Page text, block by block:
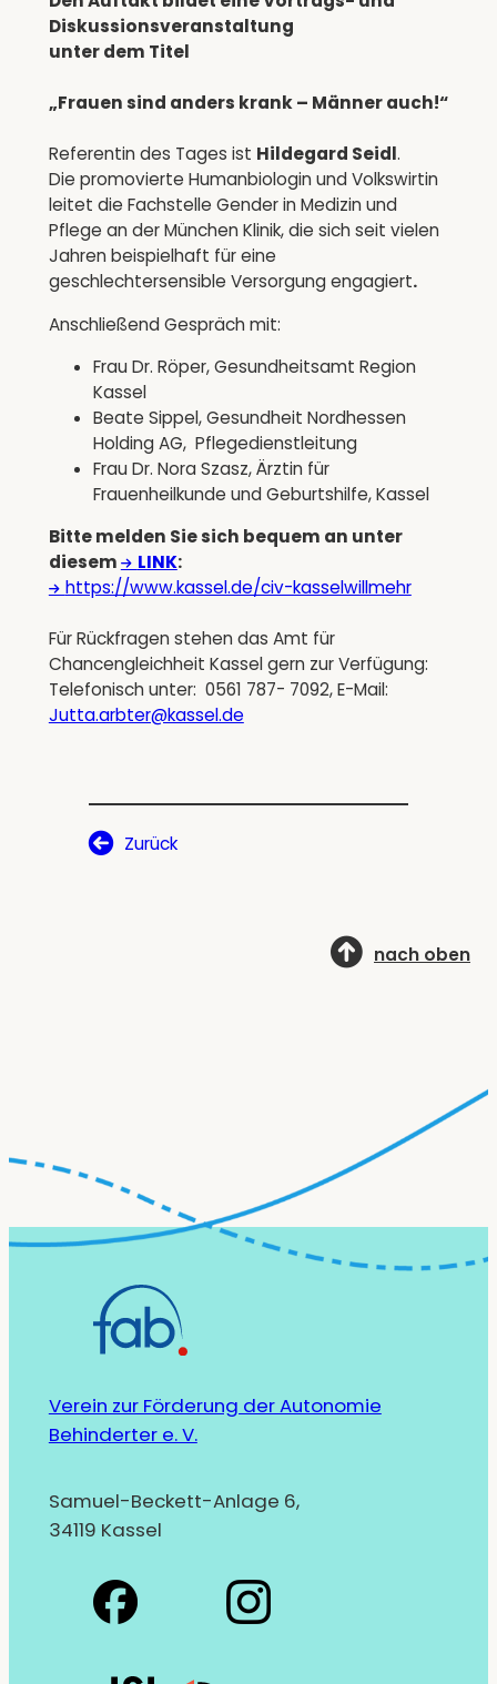
Diskussionsveranstaltung
unter dem Titel
„Frauen sind anders krank – Männer auch!“
Referentin des Tages ist Hildegard Seidl.
Die promovierte Humanbiologin und Volkswirtin
leitet die Fachstelle Gender in Medizin und
Pflege an der München Klinik, die sich seit vielen
Jahren beispielhaft für eine
geschlechtersensible Versorgung engagiert.
Anschließend Gespräch mit:
Frau Dr. Röper, Gesundheitsamt Region
Kassel
Beate Sippel, Gesundheit Nordhessen
Holding AG, Pflegedienstleitung
Frau Dr. Nora Szasz, Ärztin für
Frauenheilkunde und Geburtshilfe, Kassel
Bitte melden Sie sich bequem an unter
diesem
LINK:
https://www.kassel.de/civ-kasselwillmehr
Für Rückfragen stehen das Amt für
Chancengleichheit Kassel gern zur Verfügung:
Telefonisch unter: 0561 787- 7092, E-Mail:
Jutta.arbter@kassel.de
Zurück
nach oben
Verein zur Förderung der Autonomie
Behinderter e. V.
Samuel-Beckett-Anlage 6,
34119 Kassel